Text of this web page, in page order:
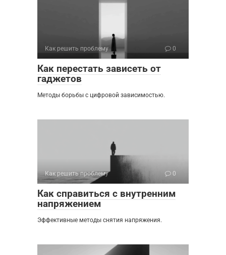
Как решить проблему 0
Как перестать зависеть от
гаджетов
Методы борьбы с цифровой зависимостью.
Как решить проблему 0
Как справиться с внутренним
напряжением
Эффективные методы снятия напряжения.